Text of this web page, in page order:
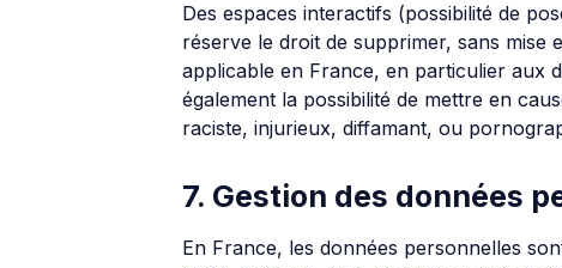
Des espaces interactifs (possibilité de
réserve le droit de supprimer, sans mise
applicable en France, en particulier aux
également la possibilité de mettre en
raciste, injurieux, diffamant, ou
7. Gestion des données
En France, les données personnelles